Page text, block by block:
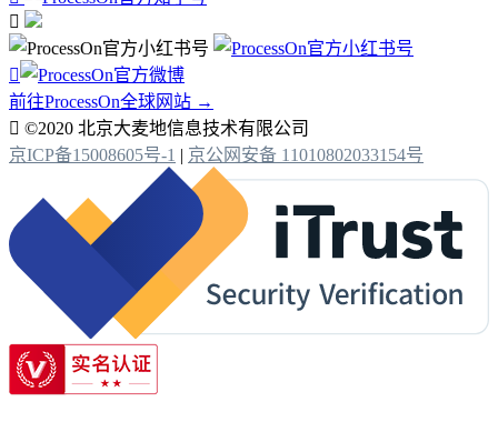


前往ProcessOn全球网站 →
 ©2020 北京大麦地信息技术有限公司
京ICP备15008605号-1 | 京公网安备 11010802033154号